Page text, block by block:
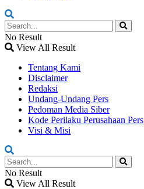
No Result
View All Result
Tentang Kami
Disclaimer
Redaksi
Undang-Undang Pers
Pedoman Media Siber
Kode Perilaku Perusahaan Pers
Visi & Misi
No Result
View All Result